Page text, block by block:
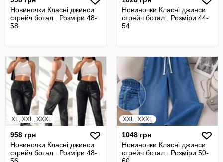
Новиночки Класні джинси
стрейч ботал . Розміри 48-
58
Новиночки Класні джинси
стрейч ботал . Розміри 44-
54
XL, XXL, XXXL
958 грн
Новиночки Класні джинси
стрейч ботал . Розмiри 48-
XXL, XXXL
1048 грн
Новиночки Класні джинси
стрейч ботал . Розміри 50-